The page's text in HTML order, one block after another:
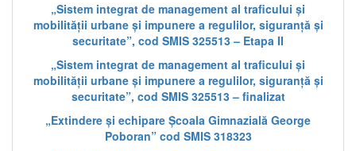
„Sistem integrat de management al traficului și
mobilității urbane și impunere a regulilor, siguranță și
securitate”, cod SMIS 325513 – Etapa II
„Sistem integrat de management al traficului și
mobilității urbane și impunere a regulilor, siguranță și
securitate”, cod SMIS 325513 – finalizat
„Extindere și echipare Școala Gimnazială George
Poboran” cod SMIS 318323